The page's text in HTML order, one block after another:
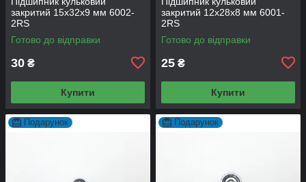
закритий 15х32х9 мм 6002-
2RS
Готово до відправки
30 ₴
Купити
закритий 12х28х8 мм 6001-
2RS
Готово до відправки
25 ₴
Купити
Подарунок Подарунок